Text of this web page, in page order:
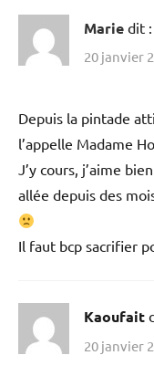
Marie dit :
20 janvier
Depuis la pintade
l’appelle Madame
J’y cours, j’aime
allée depuis des
Il faut bcp sacrifier
Kaoufait
20 janvier